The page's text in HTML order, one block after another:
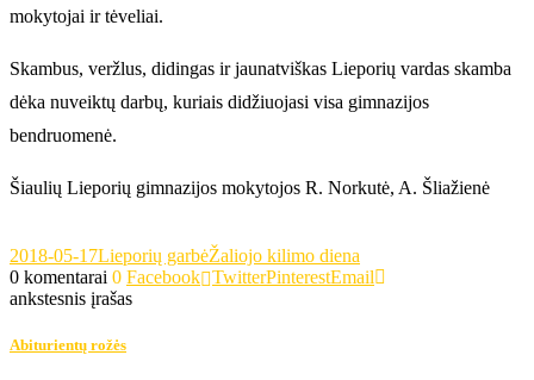
mokytojai ir tėveliai.
Skambus, veržlus, didingas ir jaunatviškas Lieporių vardas skamba
dėka nuveiktų darbų, kuriais didžiuojasi visa gimnazijos
bendruomenė.
Šiaulių Lieporių gimnazijos mokytojos R. Norkutė, A. Šliažienė
2018-05-17Lieporių garbėŽaliojo kilimo diena
0 komentarai 0 Facebook TwitterPinterestEmail
ankstesnis įrašas
Abiturientų rožės